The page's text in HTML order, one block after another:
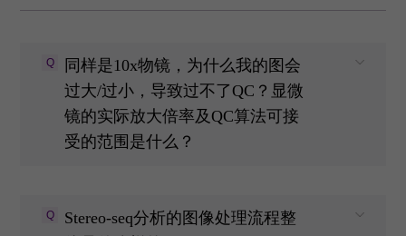
Q
同样是10x物镜，为什么我的图会
过大/过小，导致过不了QC？显微
镜的实际放大倍率及QC算法可接
受的范围是什么？
Q
Stereo-seq分析的图像处理流程整